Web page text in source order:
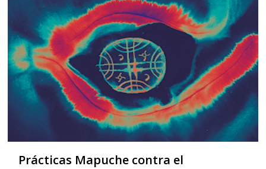
Prácticas Mapuche contra el